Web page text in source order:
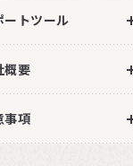
ートツール
概要
事項